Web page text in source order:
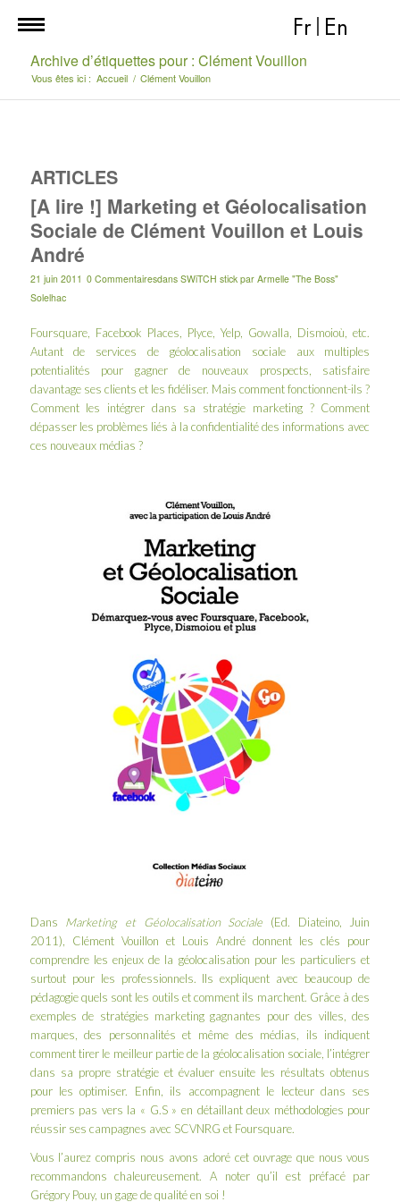
Fr En
Archive d’étiquettes pour : Clément Vouillon
Vous êtes ici : Accueil / Clément Vouillon
ARTICLES
[A lire !] Marketing et Géolocalisation
Sociale de Clément Vouillon et Louis
André
21 juin 2011 0 Commentairesdans SWiTCH stick par Armelle "The Boss"
Solelhac
Foursquare, Facebook Places Plyce,Yelp Gowalla Dismoioù , etc.
Autant de services de géolocalisation socialeaux multiples
potentialités pour gagner de nouveaux prospects, satisfaire
davantage ses clients et les fidéliser. Mais comment fonctionnent-ils ?
Comment les intégrer dans sa stratégie marketing ? Comment
dépasser les problèmes liés à la confidentialité des informations avec
ces nouveaux médias ?
Dans Marketing et Géolocalisation Sociale (Ed. Diateino, Juin
2011), Clément Vouillon et Louis André donnent les clés pour
comprendre les enjeux de la géolocalisation pour les particuliers et
surtout pour les professionnels. Ils expliquent avec beaucoup de
pédagogie quels sont les outils et comment ils marchent. Grâce à des
exemples de stratégies marketing gagnantes pour des villes, des
marques, des personnalités et même des médias, ils indiquent
comment tirer le meilleur partie de la géolocalisation sociale, l’intégrer
dans sa propre stratégie et évaluer ensuite les résultats obtenus
pour les optimiser. Enfin, ils accompagnent le lecteur dans ses
premiers pas vers la « G.S » en détaillant deux méthodologies pour
réussir ses campagnes avec SCVNRG et Foursquare.
Vous l’aurez compris nous avons adoré cet ouvrage que nous vous
recommandons chaleureusement. A noter qu’il est préfacé par
Grégory Pouy, un gage de qualité en soi !